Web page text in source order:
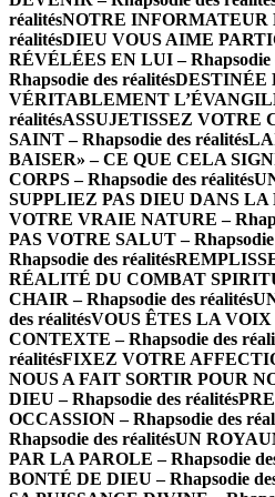
réalitésNOTRE INFORMATEUR
réalitésDIEU VOUS AIME
RÉVÉLÉES EN LUI – Rhapsodie
Rhapsodie des réalitésDESTINÉE
VÉRITABLEMENT
réalitésASSUJETISSEZ VOTRE
SAINT – Rhapsodie des réalités
BAISER» – CE QUE CELA
CORPS – Rhapsodie des réalités
SUPPLIEZ PAS DIEU DANS LA
VOTRE VRAIE NATURE –
PAS VOTRE SALUT – Rhapsodie
Rhapsodie des réalités
RÉALITÉ DU COMBAT
CHAIR – Rhapsodie des réalités
des réalitésVOUS ÊTES LA VOIX
CONTEXTE – Rhapsodie des
réalitésFIXEZ VOTRE
NOUS A FAIT SORTIR POUR
DIEU – Rhapsodie des réalités
OCCASSION – Rhapsodie des
Rhapsodie des réalitésUN
PAR LA PAROLE – Rhapsodie
BONTÉ DE DIEU – Rhapsodie